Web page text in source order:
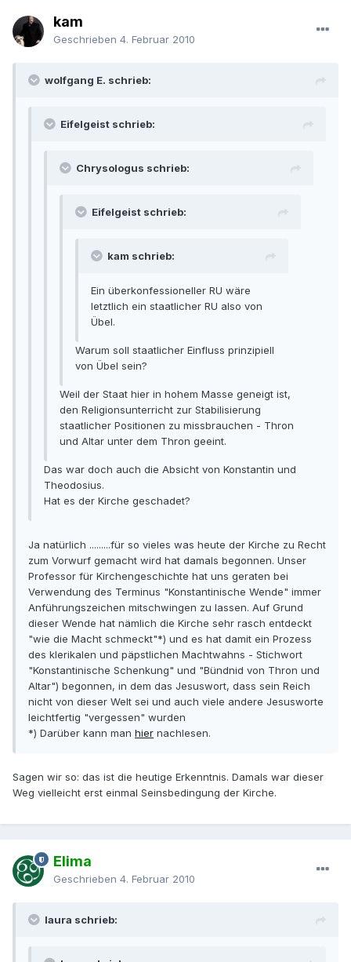
kam
Geschrieben 4. Februar 2010
wolfgang E. schrieb:
Eifelgeist schrieb:
Chrysologus schrieb:
Eifelgeist schrieb:
kam schrieb:
Ein überkonfessioneller RU wäre
letztlich ein staatlicher RU also von
Übel.
Warum soll staatlicher Einfluss prinzipiell
von Übel sein?
Weil der Staat hier in hohem Masse geneigt ist,
den Religionsunterricht zur Stabilisierung
staatlicher Positionen zu missbrauchen - Thron
und Altar unter dem Thron geeint.
Das war doch auch die Absicht von Konstantin und
Theodosius.
Hat es der Kirche geschadet?
Ja natürlich .........für so vieles was heute der Kirche zu Recht
zum Vorwurf gemacht wird hat damals begonnen. Unser
Professor für Kirchengeschichte hat uns geraten bei
Verwendung des Terminus "Konstantinische Wende" immer
Anführungszeichen mitschwingen zu lassen. Auf Grund
dieser Wende hat nämlich die Kirche sehr rasch entdeckt
"wie die Macht schmeckt"*) und es hat damit ein Prozess
des klerikalen und päpstlichen Machtwahns - Stichwort
"Konstantinische Schenkung" und "Bündnid von Thron und
Altar") begonnen, in dem das Jesuswort, dass sein Reich
nicht von dieser Welt sei und auch viele andere Jesusworte
leichtfertig "vergessen" wurden
*) Darüber kann man hier nachlesen.
Sagen wir so: das ist die heutige Erkenntnis. Damals war dieser
Weg vielleicht erst einmal Seinsbedingung der Kirche.
Elima
Geschrieben 4. Februar 2010
laura schrieb: